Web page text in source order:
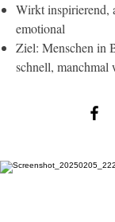
Wirkt inspirierend,
emotional
Ziel: Menschen in
schnell, manchmal